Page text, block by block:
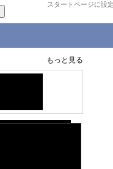
スタートページに設定
もっと見る